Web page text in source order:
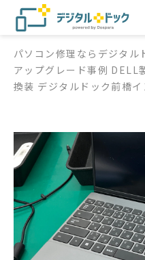
パソコン修理
サービス
サービス提供方法
店舗紹介
デジタルドックブログ
パソコン修理ならデジタル
アップグレード事例 DELL
換装 デジタルドック前橋